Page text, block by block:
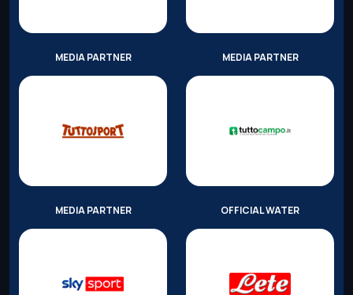
MEDIA PARTNER MEDIA PARTNER
MEDIA PARTNER OFFICIAL WATER